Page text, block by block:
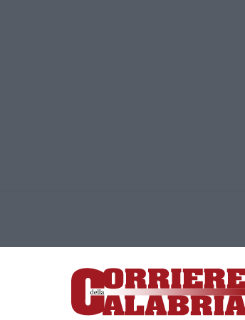
Lamezia Terme (CZ)
responsabile Paola Militano |Privacy